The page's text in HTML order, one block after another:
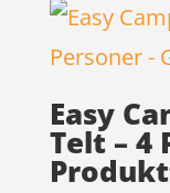
Easy
Telt – 4